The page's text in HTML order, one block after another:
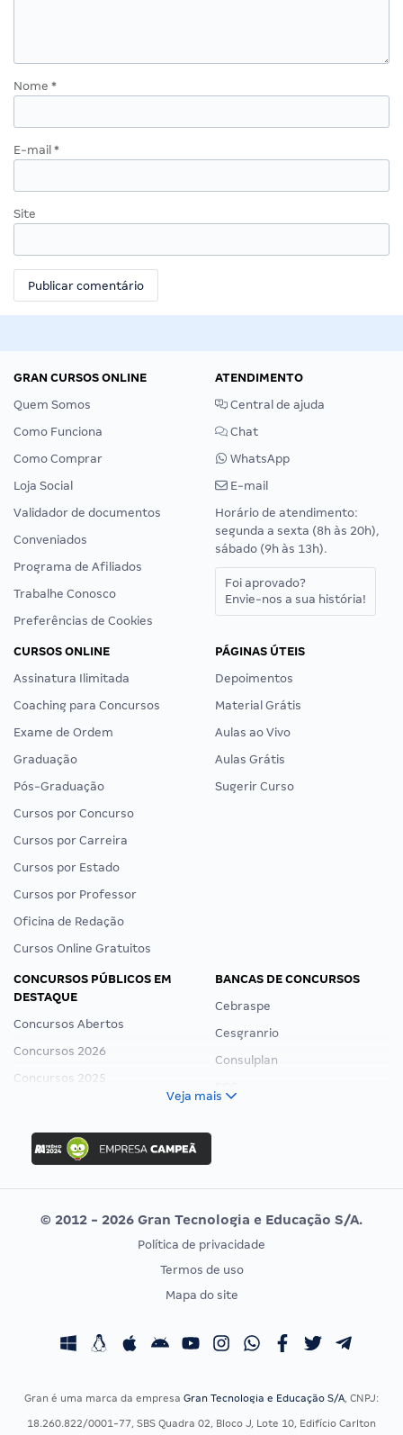
Nome *
E-mail *
Site
GRAN CURSOS ONLINE
Quem Somos
Como Funciona
Como Comprar
Loja Social
Validador de documentos
Conveniados
Programa de Afiliados
Trabalhe Conosco
Preferências de Cookies
ATENDIMENTO
Central de ajuda
Chat
WhatsApp
E-mail
Horário de atendimento:
segunda a sexta (8h às 20h),
sábado (9h às 13h).
Foi aprovado?
Envie-nos a sua história!
CURSOS ONLINE
Assinatura Ilimitada
Coaching para Concursos
Exame de Ordem
Graduação
Pós-Graduação
Cursos por Concurso
Cursos por Carreira
Cursos por Estado
Cursos por Professor
Oficina de Redação
Cursos Online Gratuitos
PÁGINAS ÚTEIS
Depoimentos
Material Grátis
Aulas ao Vivo
Aulas Grátis
Sugerir Curso
CONCURSOS PÚBLICOS EM
DESTAQUE
Concursos Abertos
Concursos 2026
Concursos 2025
Concurso Ibama
Concurso MPU
Editais publicados
BANCAS DE CONCURSOS
Cebraspe
Cesgranrio
Consulplan
Vunesp
CONCURSOS POR PROFISSÃO
Concursos Fiscais
EXAME DE ORDEM
Calendário OAB
Veja mais
© 2012 - 2026 Gran Tecnologia e Educação S/A.
Política de privacidade
Termos de uso
Mapa do site
Gran é uma marca da empresa Gran Tecnologia e Educação S/A, CNPJ:
18.260.822/0001-77, SBS Quadra 02, Bloco J, Lote 10, Edifício Carlton